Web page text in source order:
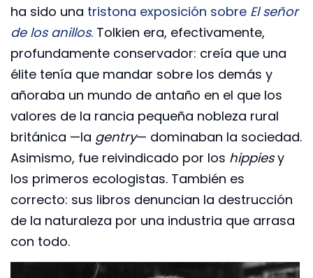
ha sido una tristona exposición sobre El señor
de los anillos. Tolkien era, efectivamente,
profundamente conservador: creía que una
élite tenía que mandar sobre los demás y
añoraba un mundo de antaño en el que los
valores de la rancia pequeña nobleza rural
británica —la gentry— dominaban la sociedad.
Asimismo, fue reivindicado por los hippiesy
los primeros ecologistas. También es
correcto: sus libros denuncian la destrucción
de la naturaleza por una industria que arrasa
con todo.